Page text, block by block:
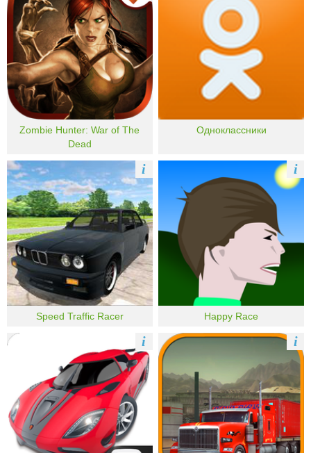
Zombie Hunter: War of The
Dead
Одноклассники
Speed Traffic Racer
i
Happy Race
i
i i